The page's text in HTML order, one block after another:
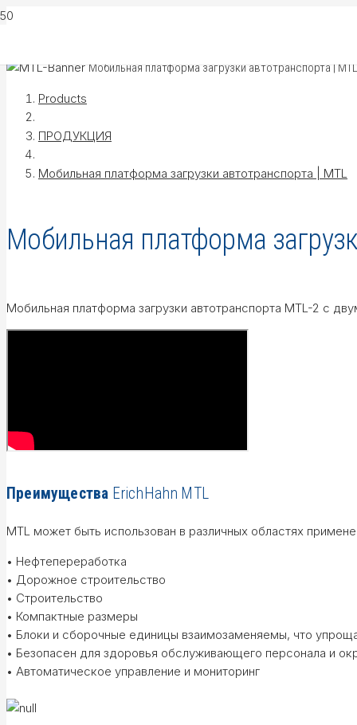
Мобильная платформа загрузки автотранспорта | MTL
Products
ПРОДУКЦИЯ
Мобильная платформа загрузки автотранспорта | MTL
Мобильная платформа
Мобильная платформа загрузки автотранспорта MTL-2 с
Преимущества ErichHahn MTL
MTL может быть использован в различных областях
• Нефтепереработка
• Дорожное строительство
• Строительство
• Компактные размеры
• Блоки и сборочные единицы взаимозаменяемы, что
• Безопасен для здоровья обслуживающего персонала и
• Автоматическое управление и мониторинг